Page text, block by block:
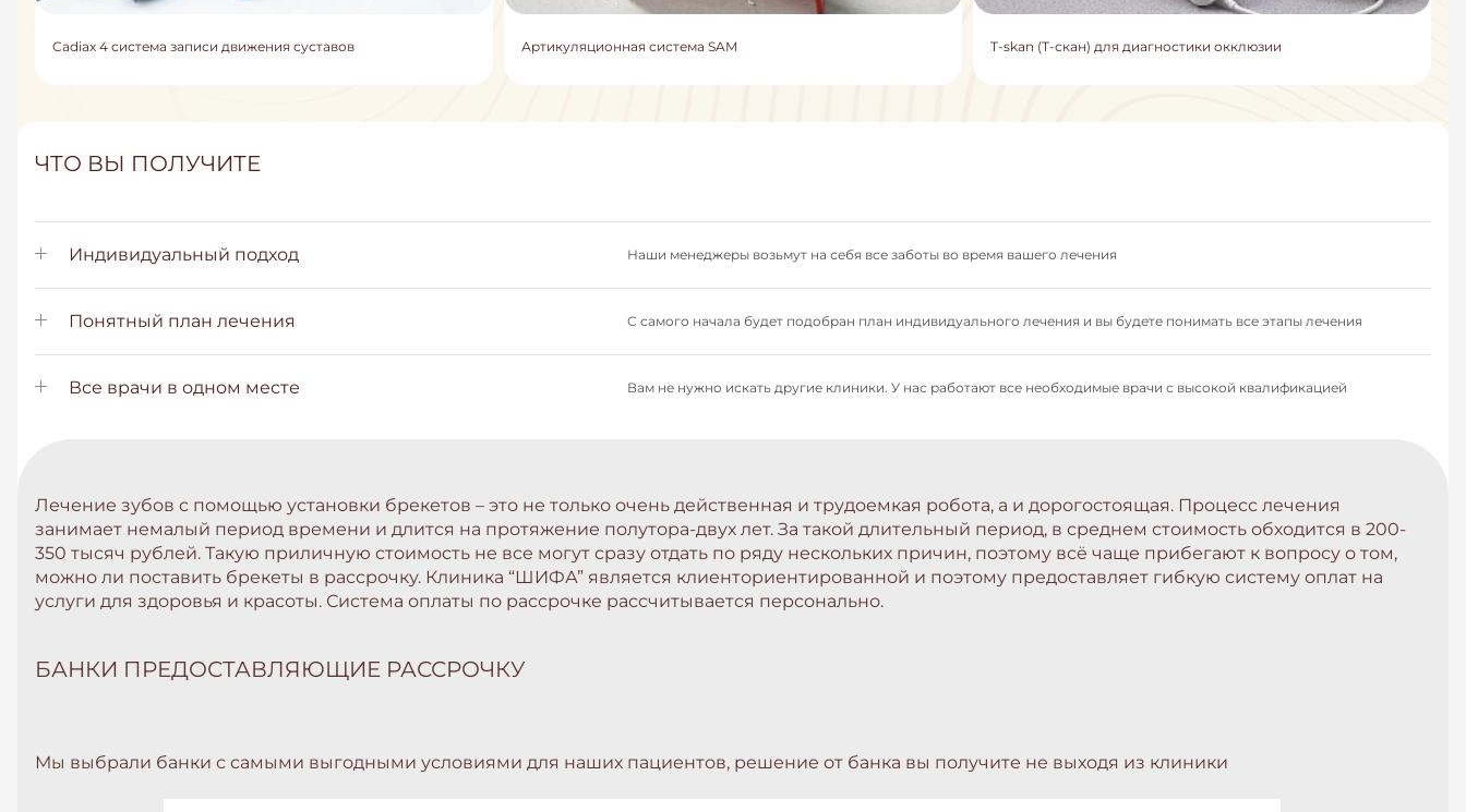
Cadiax 4 система записи движения суставов Артикуляционная система SAM T-skan (Т-скан) для диагностики окклюзии
ЧТО ВЫ ПОЛУЧИТЕ
Индивидуальный подход Наши менеджеры возьмут на себя все заботы во время вашего лечения
Понятный план лечения С самого начала будет подобран план индивидуального лечения и вы будете понимать все этапы лечения
Все врачи в одном месте Вам не нужно искать другие клиники. У нас работают все необходимые врачи с высокой квалификацией
Лечение зубов с помощью установки брекетов – это не только очень действенная и трудоемкая робота, а и дорогостоящая. Процесс лечения
занимает немалый период времени и длится на протяжение полутора-двух лет. За такой длительный период, в среднем стоимость обходится в 200-
350 тысяч рублей. Такую приличную стоимость не все могут сразу отдать по ряду нескольких причин, поэтому всё чаще прибегают к вопросу о том,
можно ли поставить брекеты в рассрочку. Клиника “ШИФА” является клиенториентированной и поэтому предоставляет гибкую систему оплат на
услуги для здоровья и красоты. Система оплаты по рассрочке рассчитывается персонально.
БАНКИ ПРЕДОСТАВЛЯЮЩИЕ РАССРОЧКУ
Мы выбрали банки с самыми выгодными условиями для наших пациентов, решение от банка вы получите не выходя из клиники